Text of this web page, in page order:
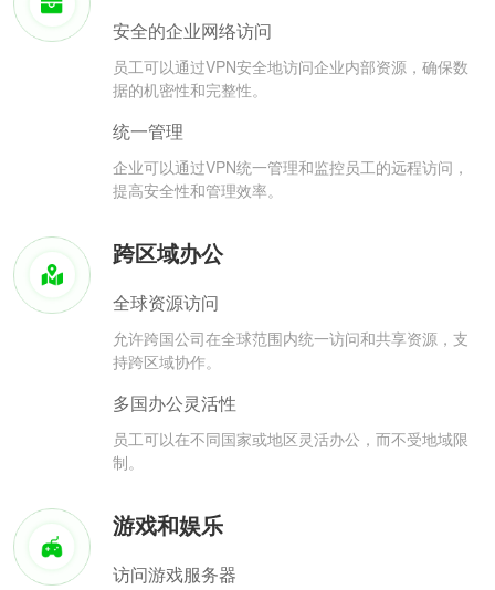
安全的企业网络访问
员工可以通过VPN安全地访问企业内部资源，确保数
据的机密性和完整性。
统一管理
企业可以通过VPN统一管理和监控员工的远程访问，
提高安全性和管理效率。
跨区域办公
全球资源访问
允许跨国公司在全球范围内统一访问和共享资源，支
持跨区域协作。
多国办公灵活性
员工可以在不同国家或地区灵活办公，而不受地域限
制。
游戏和娱乐
访问游戏服务器